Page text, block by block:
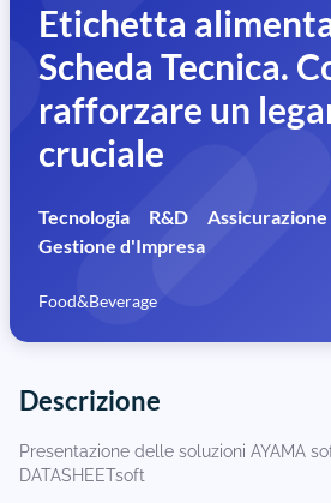
Pillole
Supporto
Etichetta
Scheda Tecnica.
rafforzare un
cruciale
Tecnologia R&D
Gestione d'Impresa
Food&Beverage
Descrizione
Presentazione delle soluzioni AYAMA
DATASHEETsoft